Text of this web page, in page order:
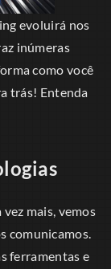
evoluirá nos
inúmeras
como você
trás! Entenda
mais, vemos
comunicamos.
ferramentas e